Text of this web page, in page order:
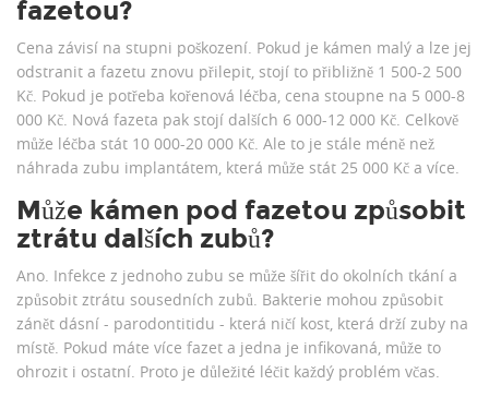
fazetou?
Cena závisí na stupni poškození. Pokud je kámen malý a lze jej
odstranit a fazetu znovu přilepit, stojí to přibližně 1 500-2 500
Kč. Pokud je potřeba kořenová léčba, cena stoupne na 5 000-8
000 Kč. Nová fazeta pak stojí dalších 6 000-12 000 Kč. Celkově
může léčba stát 10 000-20 000 Kč. Ale to je stále méně než
náhrada zubu implantátem, která může stát 25 000 Kč a více.
Může kámen pod fazetou způsobit
ztrátu dalších zubů?
Ano. Infekce z jednoho zubu se může šířit do okolních tkání a
způsobit ztrátu sousedních zubů. Bakterie mohou způsobit
zánět dásní - parodontitidu - která ničí kost, která drží zuby na
místě. Pokud máte více fazet a jedna je infikovaná, může to
ohrozit i ostatní. Proto je důležité léčit každý problém včas.